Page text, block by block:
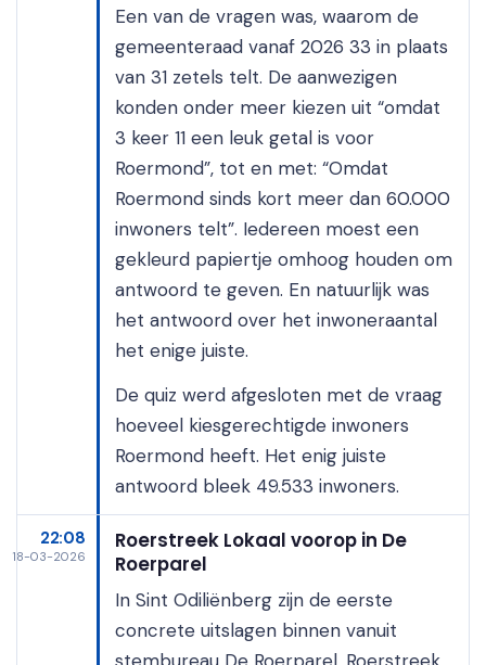
Een van de vragen was, waarom de
gemeenteraad vanaf 2026 33 in plaats
van 31 zetels telt. De aanwezigen
konden onder meer kiezen uit “omdat
3 keer 11 een leuk getal is voor
Roermond”, tot en met: “Omdat
Roermond sinds kort meer dan 60.000
inwoners telt”. Iedereen moest een
gekleurd papiertje omhoog houden om
antwoord te geven. En natuurlijk was
het antwoord over het inwoneraantal
het enige juiste.
De quiz werd afgesloten met de vraag
hoeveel kiesgerechtigde inwoners
Roermond heeft. Het enig juiste
antwoord bleek 49.533 inwoners.
22:08
18-03-2026
Roerstreek Lokaal voorop in De
Roerparel
In Sint Odiliënberg zijn de eerste
concrete uitslagen binnen vanuit